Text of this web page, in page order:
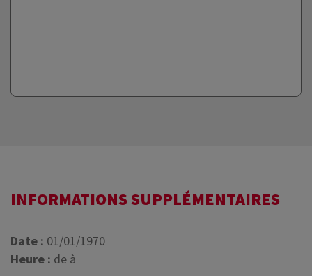
INFORMATIONS SUPPLÉMENTAIRES
Date : 01/01/1970
Heure : de à